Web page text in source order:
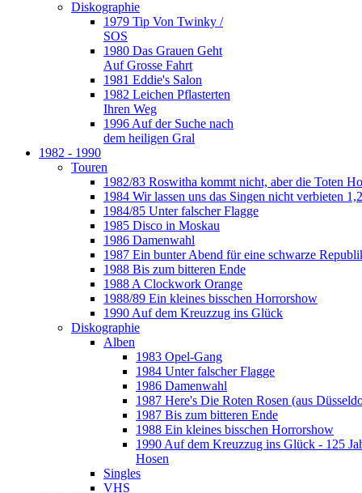
Diskographie
1979 Tip Von Twinky /
SOS
1980 Das Grauen Geht
Auf Grosse Fahrt
1981 Eddie's Salon
1982 Leichen Pflasterten
Ihren Weg
1996 Auf der Suche nach
dem heiligen Gral
1982 - 1990
Touren
1982/83 Roswitha kommt nicht, aber die Toten
1984 Wir lassen uns das Singen nicht verbieten
1984/85 Unter falscher Flagge
1985 Disco in Moskau
1986 Damenwahl
1987 Ein bunter Abend für eine schwarze
1988 Bis zum bitteren Ende
1988 A Clockwork Orange
1988/89 Ein kleines bisschen Horrorshow
1990 Auf dem Kreuzzug ins Glück
Diskographie
Alben
1983 Opel-Gang
1984 Unter falscher Flagge
1986 Damenwahl
1987 Here's Die Roten Rosen (aus
1987 Bis zum bitteren Ende
1988 Ein kleines bisschen Horrorshow
1990 Auf dem Kreuzzug ins Glück - 125
Hosen
Singles
VHS